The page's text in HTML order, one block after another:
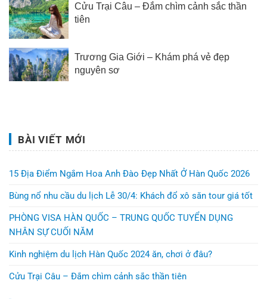
Cửu Trại Câu – Đắm chìm cảnh sắc thần
tiên
Trương Gia Giới – Khám phá vẻ đẹp
nguyên sơ
BÀI VIẾT MỚI
15 Địa Điểm Ngắm Hoa Anh Đào Đẹp Nhất Ở Hàn Quốc 2026
Bùng nổ nhu cầu du lịch Lễ 30/4: Khách đổ xô săn tour giá tốt
PHÒNG VISA HÀN QUỐC – TRUNG QUỐC TUYỂN DỤNG
NHÂN SỰ CUỐI NĂM
Kinh nghiệm du lịch Hàn Quốc 2024 ăn, chơi ở đâu?
Cửu Trại Câu – Đắm chìm cảnh sắc thần tiên